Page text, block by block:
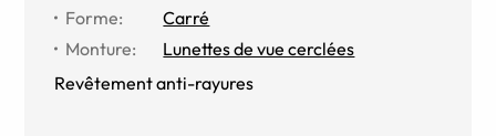
Forme:
Carré
Monture:
Lunettes de vue cerclées
Revêtement anti-rayures